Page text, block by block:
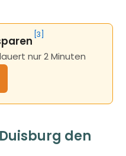
[3]
nur 2 Minuten
den